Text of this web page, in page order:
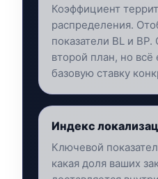
Коэффициент
распределения.
показатели ВL и
второй план, но
базовую ставку
Индекс
Ключевой
какая доля ваших